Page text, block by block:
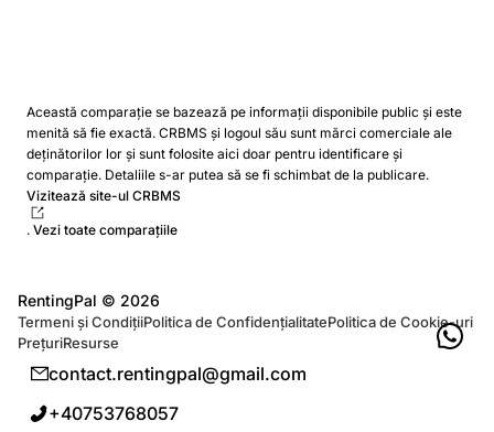
Această comparație se bazează pe informații disponibile public și este
menită să fie exactă. CRBMS și logoul său sunt mărci comerciale ale
deținătorilor lor și sunt folosite aici doar pentru identificare și
comparație. Detaliile s-ar putea să se fi schimbat de la publicare.
Vizitează site-ul CRBMS
. Vezi toate comparațiile
RentingPal © 2026
Termeni și CondițiiPolitica de ConfidențialitatePolitica de Cookie-uri
PrețuriResurse
contact.rentingpal@gmail.com
+40753768057